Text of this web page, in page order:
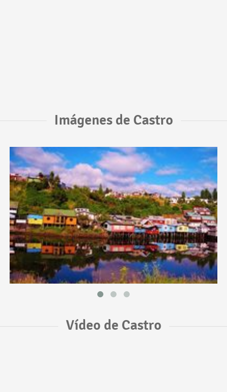
Imágenes de Castro
Vídeo de Castro